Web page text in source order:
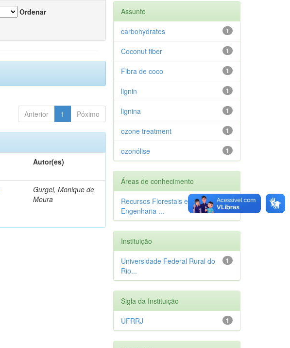
Ordenar
Anterior 1 Póximo
Autor(es)
Gurgel, Monique de
Moura
Assunto
1
carbohydrates
1
Coconut fiber
1
Fibra de coco
1
lignin
1
lignina
1
ozone treatment
1
ozonólise
Áreas de conhecimento
1
Recursos Florestais e
Engenharia ...
Instituição
1
Universidade Federal Rural do
Rio...
Sigla da Instituição
1
UFRRJ